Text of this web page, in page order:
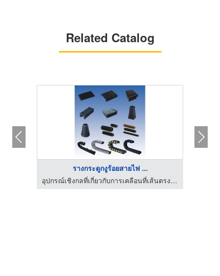
Related Catalog
รางกระดูกงูร้อยสายไฟ ...
อุปกรณ์เชิงกลที่เกี่ยวกับการเคลือนที่เส้นตรง (Linear Motion)